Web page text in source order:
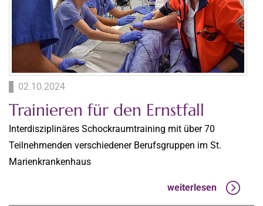
02.10.2024
Trainieren für den Ernstfall
Interdisziplinäres Schockraumtraining mit über 70
Teilnehmenden verschiedener Berufsgruppen im St.
Marienkrankenhaus
weiterlesen